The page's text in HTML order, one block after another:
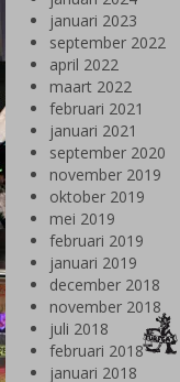
januari 2023
september 2022
april 2022
maart 2022
februari 2021
januari 2021
september 2020
november 2019
oktober 2019
mei 2019
februari 2019
januari 2019
december 2018
november 2018
juli 2018
februari 2018
januari 2018